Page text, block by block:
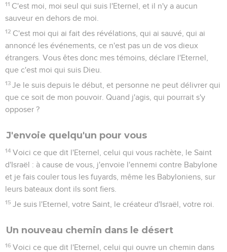
11 C'est moi, moi seul qui suis l'Eternel, et il n'y a aucun
sauveur en dehors de moi.
12 C'est moi qui ai fait des révélations, qui ai sauvé, qui ai
annoncé les événements, ce n'est pas un de vos dieux
étrangers. Vous êtes donc mes témoins, déclare l'Eternel,
que c'est moi qui suis Dieu.
13 Je le suis depuis le début, et personne ne peut délivrer qui
que ce soit de mon pouvoir. Quand j'agis, qui pourrait s'y
opposer ?
J'envoie quelqu'un pour vous
14 Voici ce que dit l'Eternel, celui qui vous rachète, le Saint
d'Israël : à cause de vous, j'envoie l'ennemi contre Babylone
et je fais couler tous les fuyards, même les Babyloniens, sur
leurs bateaux dont ils sont fiers.
15 Je suis l'Eternel, votre Saint, le créateur d'Israël, votre roi.
Un nouveau chemin dans le désert
16 Voici ce que dit l'Eternel, celui qui ouvre un chemin dans